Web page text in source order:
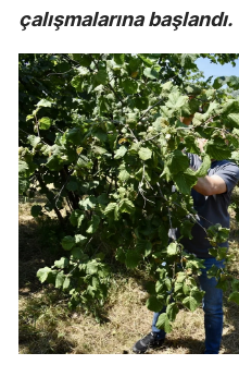
çalışmalarına başlandı.